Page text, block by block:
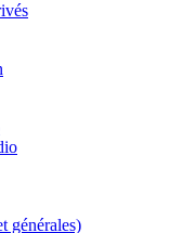
générales)